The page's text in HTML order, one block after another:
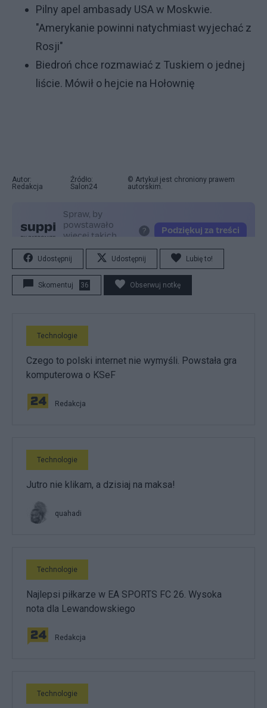
Pilny apel ambasady USA w Moskwie.
"Amerykanie powinni natychmiast wyjechać z
Rosji"
Biedroń chce rozmawiać z Tuskiem o jednej
liście. Mówił o hejcie na Hołownię
Autor:
Redakcja
Źródło:
Salon24
© Artykuł jest chroniony prawem
autorskim.
Udostępnij Udostępnij Lubię to!
Skomentuj 36 Obserwuj notkę
Technologie
Czego to polski internet nie wymyśli. Powstała gra
komputerowa o KSeF
Redakcja
Technologie
Jutro nie klikam, a dzisiaj na maksa!
quahadi
Technologie
Najlepsi piłkarze w EA SPORTS FC 26. Wysoka
nota dla Lewandowskiego
Redakcja
Technologie